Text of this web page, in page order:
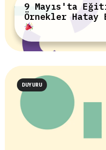
9 Mayıs'ta
Örnekler Hatay
DUYURU